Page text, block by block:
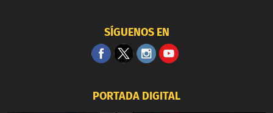
SÍGUENOS EN
PORTADA DIGITAL